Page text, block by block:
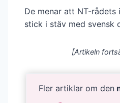
De menar att NT-
stick i stäv med svensk
[Artikeln
Fler artiklar om den